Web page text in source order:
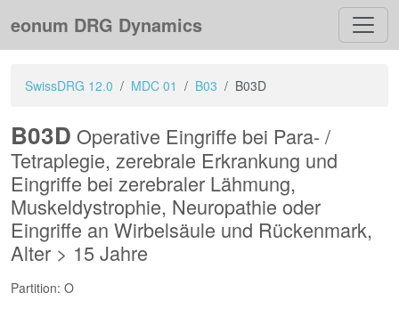
eonum DRG Dynamics
SwissDRG 12.0 MDC 01 B03 B03D
B03D Operative Eingriffe bei Para- /
Tetraplegie, zerebrale Erkrankung und
Eingriffe bei zerebraler Lähmung,
Muskeldystrophie, Neuropathie oder
Eingriffe an Wirbelsäule und Rückenmark,
Alter > 15 Jahre
Partition: O